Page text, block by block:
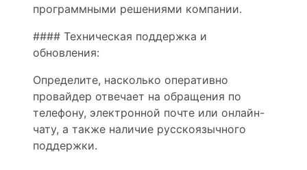
программными решениями компании.
#### Техническая поддержка и
обновления:
Определите, насколько оперативно
провайдер отвечает на обращения по
телефону, электронной почте или онлайн-
чату, а также наличие русскоязычного
поддержки.